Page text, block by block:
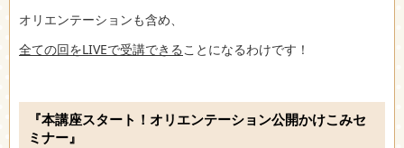
オリエンテーションも含め、
全ての回をLIVEで受講できることになるわけです！
『本講座スタート！オリエンテーション公開かけこみセ
ミナー』